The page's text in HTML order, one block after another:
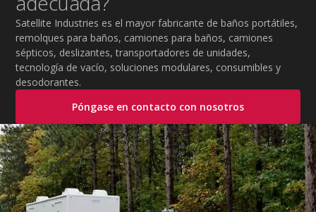
Satellite Industries es el mayor fabricante de baños portátiles,
remolques para baños, camiones para baños, camiones
sépticos, deslizantes, transportadores de unidades,
tecnología de vacío, soluciones modulares, consumibles y
desodorantes.
Póngase en contacto con nosotros